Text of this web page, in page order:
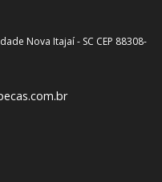
Nova Itajaí - SC CEP 88308-